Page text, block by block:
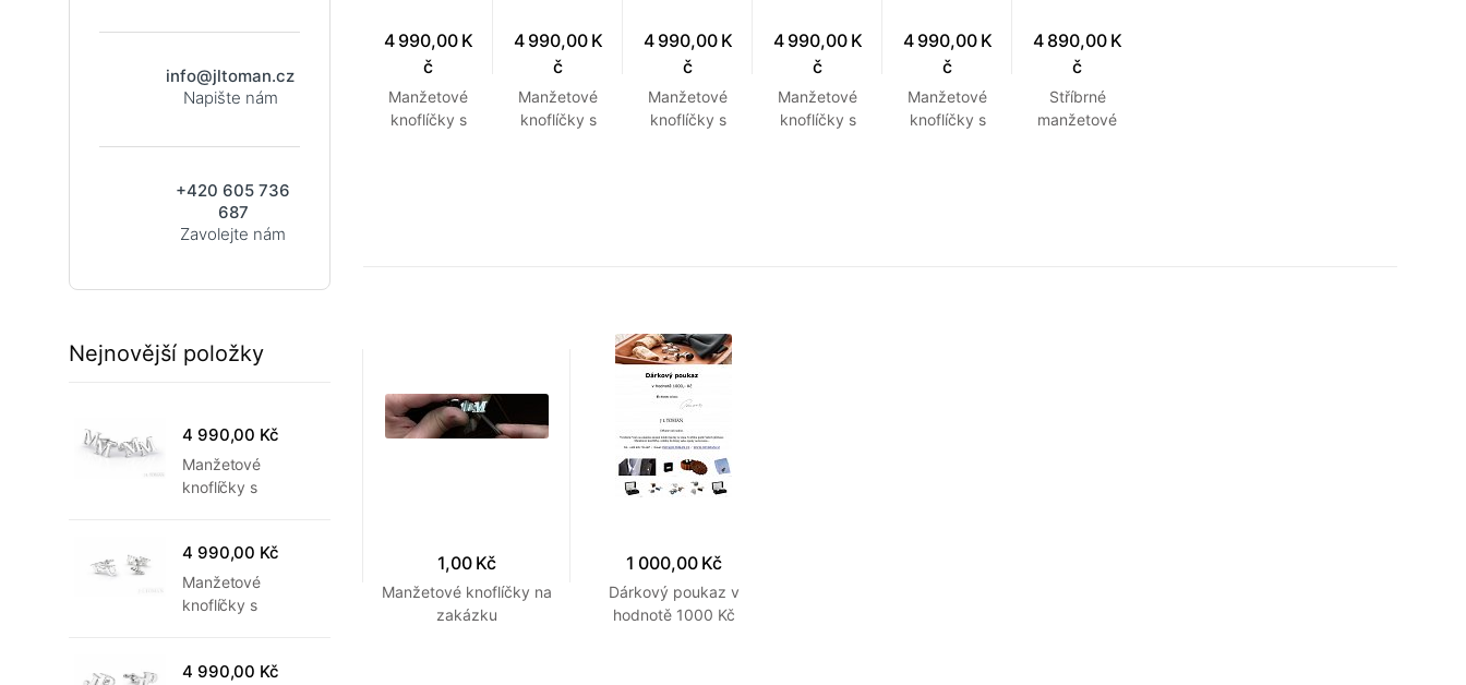
4 990,00 K
č
Manžetové
knoflíčky s
4 990,00 K
č
Manžetové
knoflíčky s
4 990,00 K
č
Manžetové
knoflíčky s
4 990,00 K
č
Manžetové
knoflíčky s
4 990,00 K
č
Manžetové
knoflíčky s
4 890,00 K
č
Stříbrné
manžetové
1,00 Kč
Manžetové knoflíčky na
zakázku
1 000,00 Kč
Dárkový poukaz v
hodnotě 1000 Kč
info@jltoman.cz
Napište nám
+420 605 736
687
Zavolejte nám
Nejnovější položky
4 990,00 Kč
Manžetové
knoflíčky s
zakázku
4 990,00 Kč
Manžetové
knoflíčky s
zakázku
4 990,00 Kč